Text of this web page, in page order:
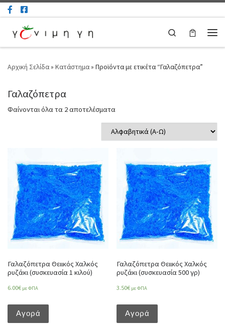
Μετάβαση στο περιεχόμενο
Search
Αρχική Σελίδα» Κατάστημα» Προϊόντα με ετικέτα “Γαλαζόπετρα”
Γαλαζόπετρα
Φαίνονται όλα τα 2 αποτελέσματα
Γαλαζόπετρα Θειικός Χαλκός
ρυζάκι (συσκευασία 1 κιλού)
6.00€ με ΦΠΑ
Αγορά
Γαλαζόπετρα Θειικός Χαλκός
ρυζάκι (συσκευασία 500 γρ)
3.50€ με ΦΠΑ
Αγορά